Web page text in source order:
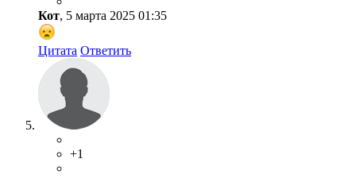
Кот, 5 марта 2025 01:35
Цитата Ответить
+1